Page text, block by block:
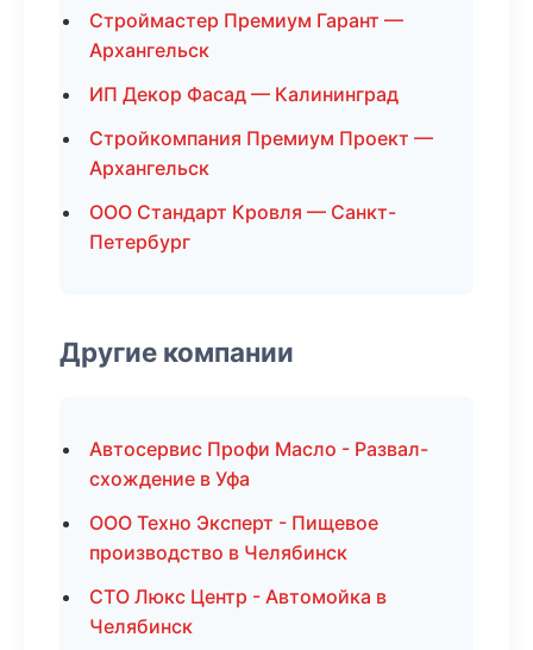
Строймастер Премиум Гарант —
Архангельск
ИП Декор Фасад — Калининград
Стройкомпания Премиум Проект —
Архангельск
ООО Стандарт Кровля — Санкт-
Петербург
Другие компании
Автосервис Профи Масло - Развал-
схождение в Уфа
ООО Техно Эксперт - Пищевое
производство в Челябинск
СТО Люкс Центр - Автомойка в
Челябинск